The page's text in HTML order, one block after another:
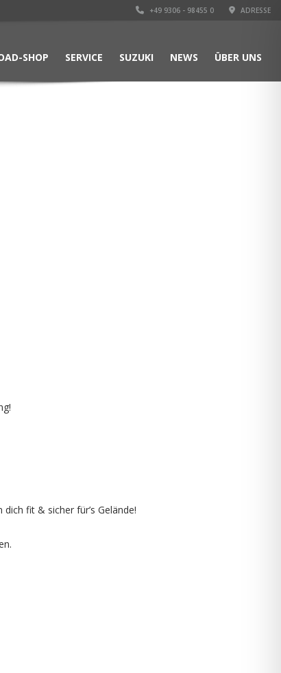
+49 9306 - 98455 0 ADRESSE
SHOP SERVICE SUZUKI NEWS ÜBER UNS
fit & sicher für’s Gelände!